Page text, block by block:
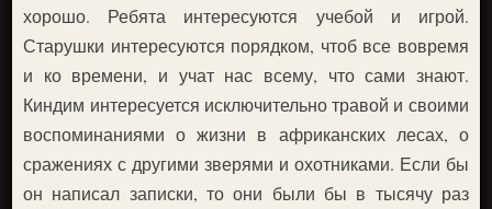
хорошо. Ребята интересуются учебой и игрой.
Старушки интересуются порядком, чтоб все вовремя
и ко времени, и учат нас всему, что сами знают.
Киндим интересуется исключительно травой и своими
воспоминаниями о жизни в африканских лесах, о
сражениях с другими зверями и охотниками. Если бы
он написал записки, то они были бы в тысячу раз